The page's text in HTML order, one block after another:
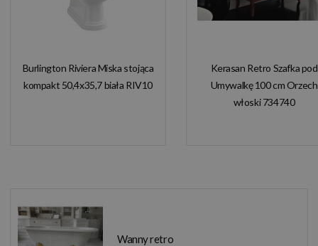
Burlington Riviera Miska stojąca
kompakt 50,4x35,7 biała RIV10
Kerasan Retro Szafka pod
Umywalkę 100 cm Orzech
włoski 734740
Wanny retro